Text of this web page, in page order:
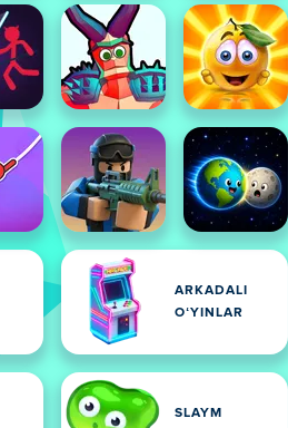
ARKADALI
OʻYINLAR
SLAYM